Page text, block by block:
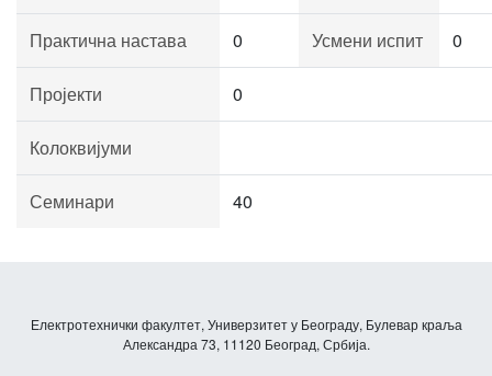
Практична настава 0 Усмени испит 0
Пројекти 0
Колоквијуми
Семинари 40
Електротехнички факултет, Универзитет у Београду, Булевар краља
Александра 73, 11120 Београд, Србија.